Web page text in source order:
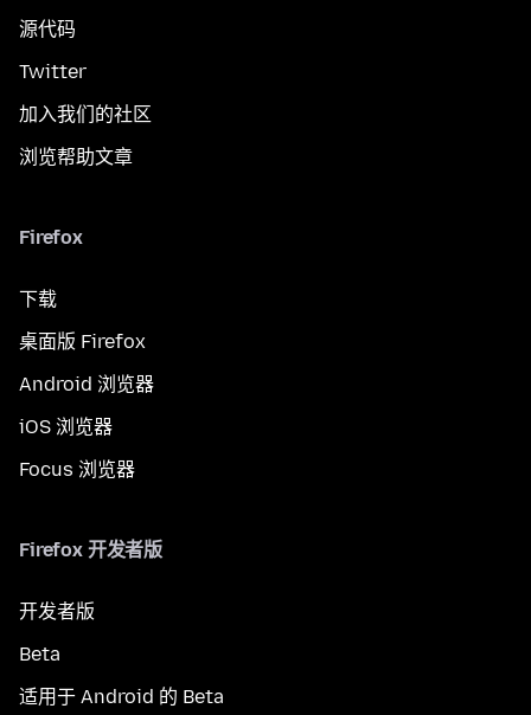
源代码
Twitter
加入我们的社区
浏览帮助文章
Firefox
下载
桌面版 Firefox
Android 浏览器
iOS 浏览器
Focus 浏览器
Firefox 开发者版
开发者版
Beta
适用于 Android 的 Beta